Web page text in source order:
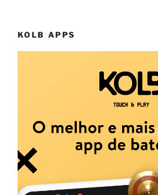
KOLB APPS